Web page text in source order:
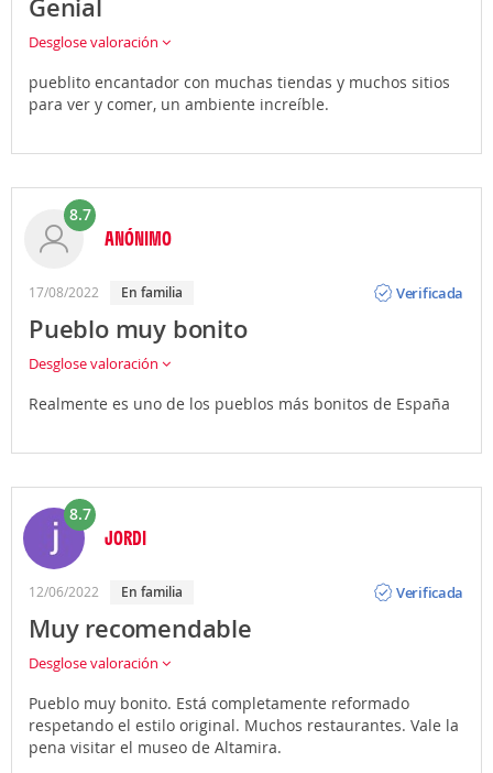
Genial
Desglose valoración
pueblito encantador con muchas tiendas y muchos sitios
para ver y comer, un ambiente increíble.
8.7
ANÓNIMO
17/08/2022 En familia
Verificada
Pueblo muy bonito
Desglose valoración
Realmente es uno de los pueblos más bonitos de España
8.7
JORDI
12/06/2022 En familia
Verificada
Muy recomendable
Desglose valoración
Pueblo muy bonito. Está completamente reformado
respetando el estilo original. Muchos restaurantes. Vale la
pena visitar el museo de Altamira.